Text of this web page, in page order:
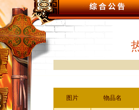
图片 物品名